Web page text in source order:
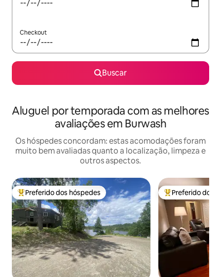
Checkout
Buscar
Aluguel por temporada com as melhores
avaliações em Burwash
Os hóspedes concordam: estas acomodações foram
muito bem avaliadas quanto a localização, limpeza e
outros aspectos.
Entre os melhores preferidos dos hóspedes
Preferido dos hóspedes Entre os
Preferido dos